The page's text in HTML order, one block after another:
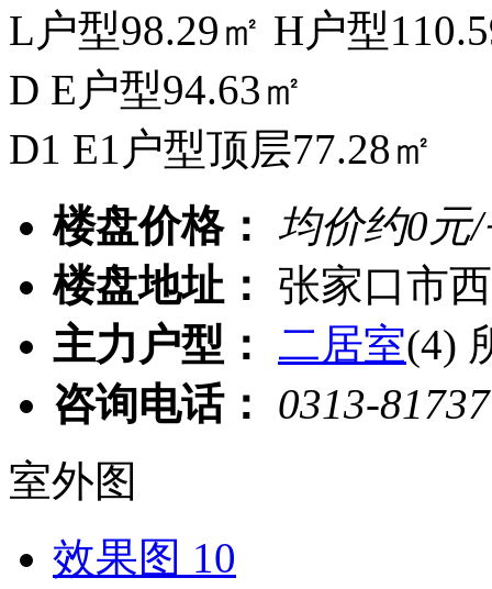
L户型98.29㎡ H户型
D E户型94.63㎡
D1 E1户型顶层77.28㎡
楼盘价格：
均价约0元
楼盘地址：
张家口市
主力户型：
二居室(4)
咨询电话：
0313-
室外图
效果图 10